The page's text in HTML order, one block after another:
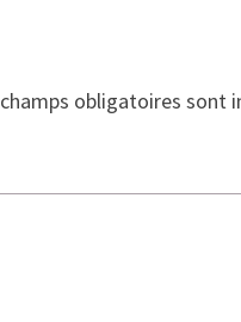
obligatoires sont